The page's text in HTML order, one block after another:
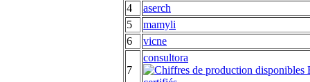
4
aserch
5
mamyli
6
vicne
7
consultora